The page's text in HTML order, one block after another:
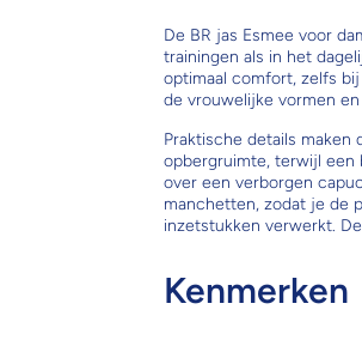
De BR jas Esmee voor
trainingen als in het
optimaal comfort, zelfs
de vrouwelijke vormen
Praktische details maken
opbergruimte, terwijl een
over een verborgen
manchetten, zodat je de
inzetstukken verwerkt.
Kenmerken